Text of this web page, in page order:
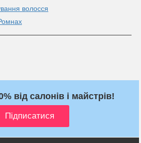
волосся
від салонів і майстрів!